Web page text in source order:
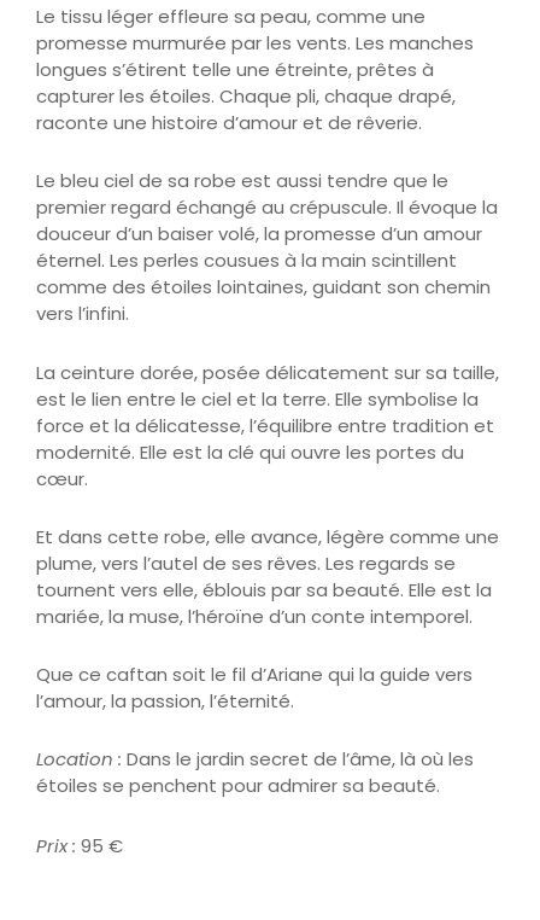
Le tissu léger effleure sa peau, comme une
promesse murmurée par les vents. Les manches
longues s’étirent telle une étreinte, prêtes à
capturer les étoiles. Chaque pli, chaque drapé,
raconte une histoire d’amour et de rêverie.
Le bleu ciel de sa robe est aussi tendre que le
premier regard échangé au crépuscule. Il évoque la
douceur d’un baiser volé, la promesse d’un amour
éternel. Les perles cousues à la main scintillent
comme des étoiles lointaines, guidant son chemin
vers l’infini.
La ceinture dorée, posée délicatement sur sa taille,
est le lien entre le ciel et la terre. Elle symbolise la
force et la délicatesse, l’équilibre entre tradition et
modernité. Elle est la clé qui ouvre les portes du
cœur.
Et dans cette robe, elle avance, légère comme une
plume, vers l’autel de ses rêves. Les regards se
tournent vers elle, éblouis par sa beauté. Elle est la
mariée, la muse, l’héroïne d’un conte intemporel.
Que ce caftan soit le fil d’Ariane qui la guide vers
l’amour, la passion, l’éternité.
Location : Dans le jardin secret de l’âme, là où les
étoiles se penchent pour admirer sa beauté.
Prix : 95 €